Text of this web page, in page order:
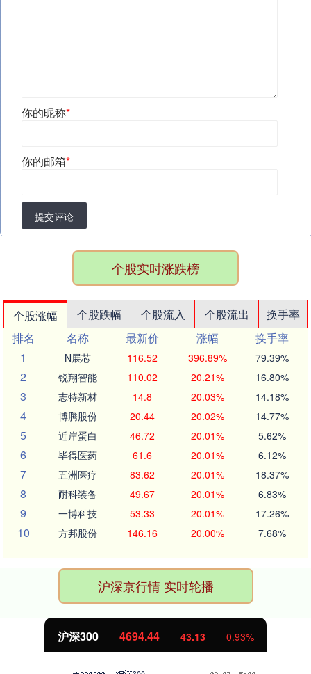
你的昵称*
你的邮箱*
提交评论
个股实时涨跌榜
个股涨幅 个股跌幅 个股流入 个股流出
换手率
排名
名称 最新价 涨幅
换手率
1
N展芯 116.52 396.89% 79.39%
2 锐翔智能 110.02 20.21% 16.80%
3 志特新材 14.8 20.03% 14.18%
4 博腾股份 20.44 20.02% 14.77%
5 近岸蛋白 46.72 20.01% 5.62%
6 毕得医药 61.6 20.01% 6.12%
7 五洲医疗 83.62 20.01% 18.37%
8 耐科装备 49.67 20.01% 6.83%
9 一博科技 53.33 20.01% 17.26%
10 方邦股份 146.16 20.00% 7.68%
沪深京行情 实时轮播
4694.44 43.13 0.93%